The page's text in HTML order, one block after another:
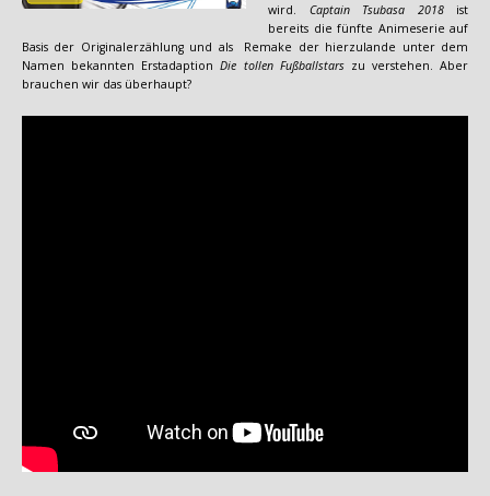
wird. Captain Tsubasa 2018ist
bereits die fünfte Animeserie auf
Basis der Originalerzählung und als Remake der hierzulande unter dem
Namen bekannten ErstadaptionDie tollen Fußballstarszu verstehen. Aber
brauchen wir das überhaupt?